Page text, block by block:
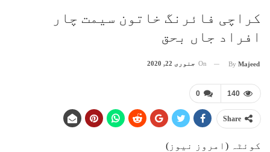
کراچی فائرنگ خاتون سیمت چار
افراد جاں بحق
By Majeed
On جنوری 22, 2020
0 140
Share
کوئٹہ (امروز نیوز)